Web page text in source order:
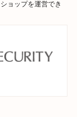
ョップを運営でき